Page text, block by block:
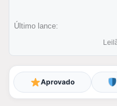
Último lance:
Aprovado